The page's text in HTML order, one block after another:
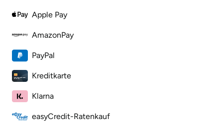
Apple Pay
AmazonPay
PayPal
Kreditkarte
Klarna
easyCredit-Ratenkauf
Kronach
Kulmbach
Köln
Landshut